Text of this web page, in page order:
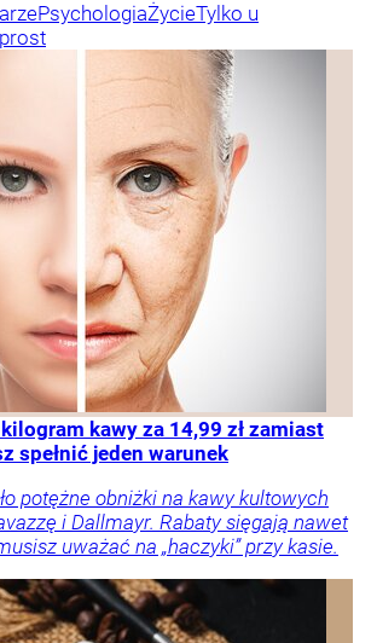
PsychologiaŻycieTylko u
kawy za 14,99 zł zamiast
spełnić jeden warunek
potężne obniżki na kawy kultowych
i Dallmayr. Rabaty sięgają nawet
uważać na „haczyki” przy kasie.